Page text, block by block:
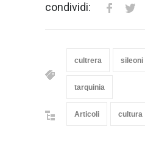
condividi:
cultrera sileoni
tarquinia
Articoli cultura